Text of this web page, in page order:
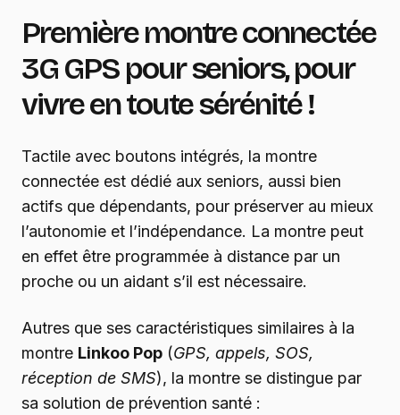
Première montre connectée
3G GPS pour seniors, pour
vivre en toute sérénité !
Tactile avec boutons intégrés, la montre
connectée est dédié aux seniors, aussi bien
actifs que dépendants, pour préserver au mieux
l’autonomie et l’indépendance. La montre peut
en effet être programmée à distance par un
proche ou un aidant s’il est nécessaire.
Autres que ses caractéristiques similaires à la
montre Linkoo Pop (GPS, appels, SOS,
réception de SMS), la montre se distingue par
sa solution de prévention santé :